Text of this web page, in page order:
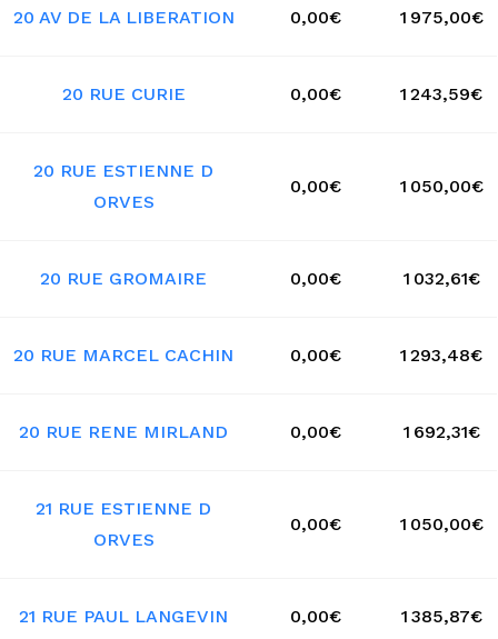
20 AV DE LA LIBERATION 0,00€ 1 975,00€
20 RUE CURIE 0,00€ 1 243,59€
20 RUE ESTIENNE D
ORVES
0,00€ 1 050,00€
20 RUE GROMAIRE 0,00€ 1 032,61€
20 RUE MARCEL CACHIN 0,00€ 1 293,48€
20 RUE RENE MIRLAND 0,00€ 1 692,31€
21 RUE ESTIENNE D
ORVES
0,00€ 1 050,00€
21 RUE PAUL LANGEVIN 0,00€ 1 385,87€